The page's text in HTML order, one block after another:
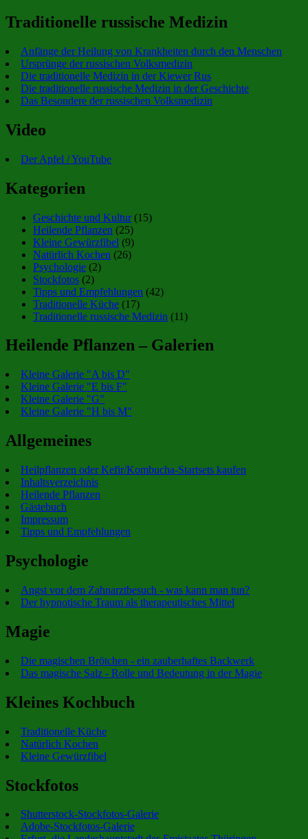
Traditionelle russische Medizin
Anfänge der Heilung von Krankheiten durch den Menschen
Ursprünge der russischen Volksmedizin
Die traditionelle Medizin in der Kiewer Rus
Die traditionelle russische Medizin in der Geschichte
Das Besondere der russischen Volksmedizin
Video
Der Apfel / YouTube
Kategorien
Geschichte und Kultur(15)
Heilende Pflanzen (25)
Kleine Gewürzfibel (9)
Natürlich Kochen (26)
Psychologie (2)
Stockfotos (2)
Tipps und Empfehlungen (42)
Traditionelle Küche (17)
Traditionelle russische Medizin (11)
Heilende Pflanzen – Galerien
Kleine Galerie "A bis D"
Kleine Galerie "E bis F"
Kleine Galerie "G"
Kleine Galerie "H bis M"
Allgemeines
Heilpflanzen oder Kefir/Kombucha-Startsets kaufen
Inhaltsverzeichnis
Heilende Pflanzen
Gästebuch
Impressum
Tipps und Empfehlungen
Psychologie
Angst vor dem Zahnarztbesuch - was kann man tun?
Der hypnotische Traum als therapeutisches Mittel
Magie
Die magischen Brötchen - ein zauberhaftes Backwerk
Das magische Salz - Rolle und Bedeutung in der Magie
Kleines Kochbuch
Traditionelle Küche
Natürlich Kochen
Kleine Gewürzfibel
Stockfotos
Shutterstock-Stockfotos-Galerie
Adobe-Stockfotos-Galerie